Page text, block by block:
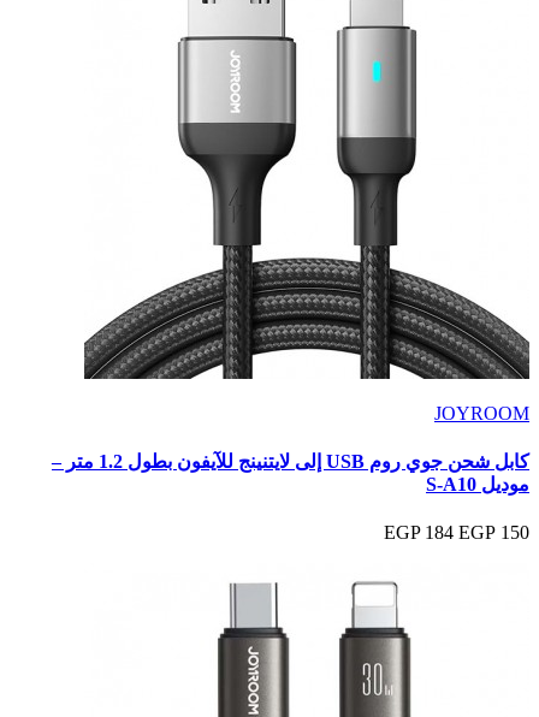
JOYROOM
كابل شحن جوي روم USB إلى لايتنينج للآيفون بطول 1.2 متر –
موديل S-A10
150 EGP
184 EGP